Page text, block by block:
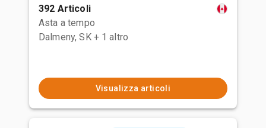
392 Articoli
Asta a tempo
Dalmeny, SK + 1 altro
Visualizza articoli